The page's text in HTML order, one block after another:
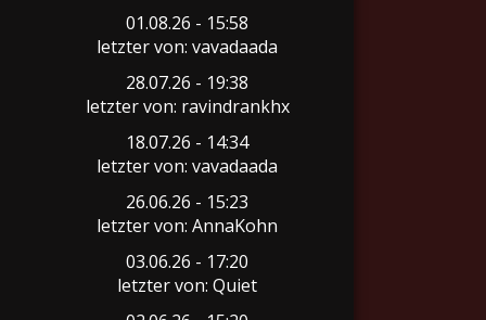
01.08.26 - 15:58
letzter von: vavadaada
28.07.26 - 19:38
letzter von: ravindrankhx
18.07.26 - 14:34
letzter von: vavadaada
26.06.26 - 15:23
letzter von: AnnaKohn
03.06.26 - 17:20
letzter von: Quiet